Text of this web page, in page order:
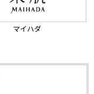
マイハダ